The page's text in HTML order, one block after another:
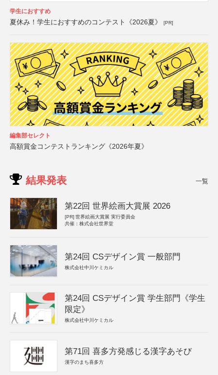
学生におすすめ
夏休み！学生におすすめのコンテスト《2026夏》 [PR]
編集部セレクト
高額賞金コンテストランキング《2026年夏》
結果発表 一覧
第22回 世界絵画大賞展 2026
[PR] 世界絵画大賞展 実行委員会
共催：株式会社世界堂
第24回 CSデザイン賞 一般部門
株式会社中川ケミカル
第24回 CSデザイン賞 学生部門《学生
限定》
株式会社中川ケミカル
第71回 喜多方発感じる漢字あそび
漢字のまち喜多方